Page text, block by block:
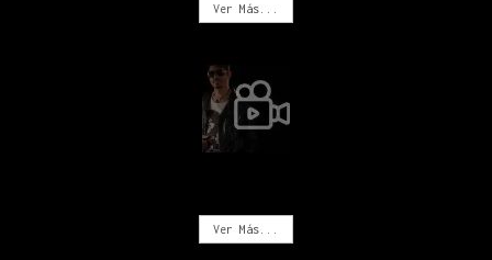
Ver Más...
Ver Más...